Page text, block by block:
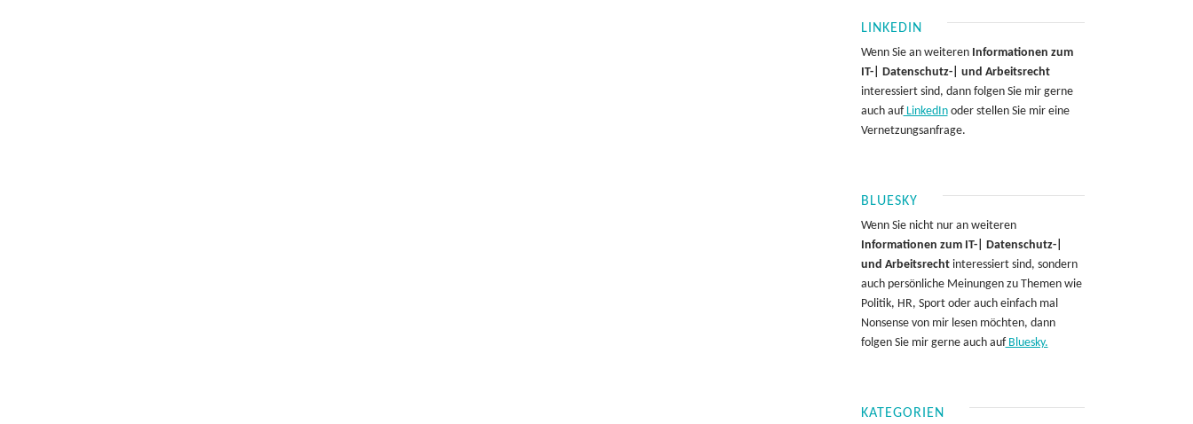
LINKEDIN
Wenn Sie an weiteren Informationen zum
IT-| Datenschutz-| und Arbeitsrecht
interessiert sind, dann folgen Sie mir gerne
auch aufLinkedInoder stellen Sie mir eine
Vernetzungsanfrage.
BLUESKY
Wenn Sie nicht nur an weiteren
Informationen zum IT-| Datenschutz-|
und Arbeitsrechtinteressiert sind, sondern
auch persönliche Meinungen zu Themen wie
Politik, HR, Sport oder auch einfach mal
Nonsense von mir lesen möchten, dann
folgen Sie mir gerne auch aufBluesky.
KATEGORIEN